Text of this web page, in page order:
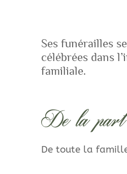
Ses funérailles
célébrées dans
familiale.
De la
De toute la